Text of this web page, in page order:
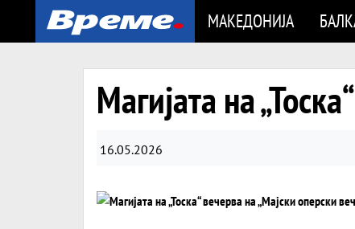
МАКЕДОНИЈА
Магијата на
16.05.2026